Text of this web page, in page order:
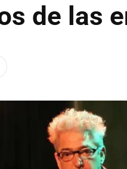
de las